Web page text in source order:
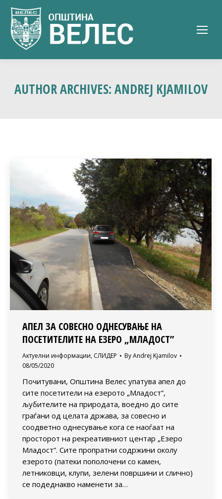
AUTHOR ARCHIVES:ANDREJ KJAMILOV
АПЕЛ ЗА СОВЕСНО ОДНЕСУВАЊЕ НА
ПОСЕТИТЕЛИТЕ НА ЕЗЕРО „МЛАДОСТ”
Актуелни информации, СЛИДЕР ByAndrej Kjamilov
08/05/2020
Почитувани, Општина Велес упатува апел до
сите посетители на езерото „Младост”,
љубителите на природата, воедно до сите
граѓани од целата држава, за совесно и
соодветно однесување кога се наоѓаат на
просторот на рекреативниот центар „Езеро
Младост”. Сите пропратни содржини околу
езерото (патеки пополочени со камен,
летниковци, клупи, зелени површини и слично)
се подеднакво наменети за…